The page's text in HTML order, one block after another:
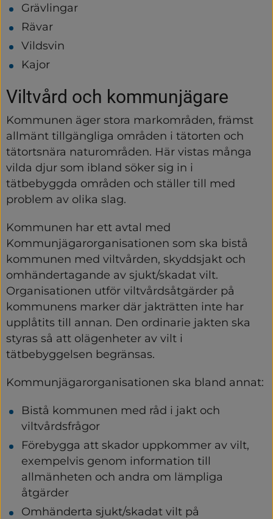
Grävlingar
Rävar
Vildsvin
Kajor
Viltvård och kommunjägare
Kommunen äger stora markområden, främst
allmänt tillgängliga områden i tätorten och
tätortsnära naturområden. Här vistas många
vilda djur som ibland söker sig in i
tätbebyggda områden och ställer till med
problem av olika slag.
Kommunen har ett avtal med
Kommunjägarorganisationen som ska bistå
kommunen med viltvården, skyddsjakt och
omhändertagande av sjukt/skadat vilt.
Organisationen utför viltvårdsåtgärder på
kommunens marker där jakträtten inte har
upplåtits till annan. Den ordinarie jakten ska
styras så att olägenheter av vilt i
tätbebyggelsen begränsas.
Kommunjägarorganisationen ska bland annat:
Bistå kommunen med råd i jakt och
viltvårdsfrågor
Förebygga att skador uppkommer av vilt,
exempelvis genom information till
allmänheten och andra om lämpliga
åtgärder
Omhänderta sjukt/skadat vilt på